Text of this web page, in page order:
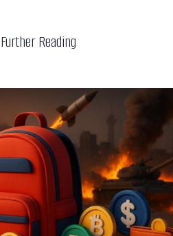
Further Reading